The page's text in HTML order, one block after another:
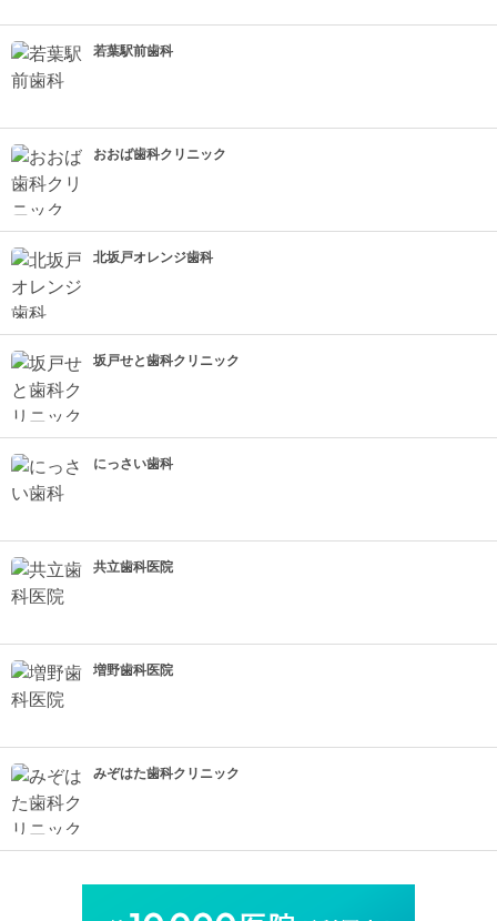
若葉駅前歯科
おおば歯科クリニック
北坂戸オレンジ歯科
坂戸せと歯科クリニック
にっさい歯科
共立歯科医院
増野歯科医院
みぞはた歯科クリニック